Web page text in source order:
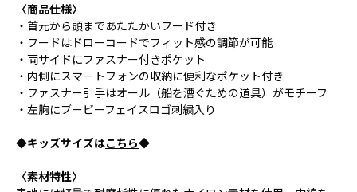
〈商品仕様〉
・首元から頭まであたたかいフード付き
・フードはドローコードでフィット感の調節が可能
・両サイドにファスナー付きポケット
・内側にスマートフォンの収納に便利なポケット付き
・ファスナー引手はオール（船を漕ぐための道具）がモチーフ
・左胸にブービーフェイスロゴ刺繍入り
◆キッズサイズはこちら◆
〈素材特性〉